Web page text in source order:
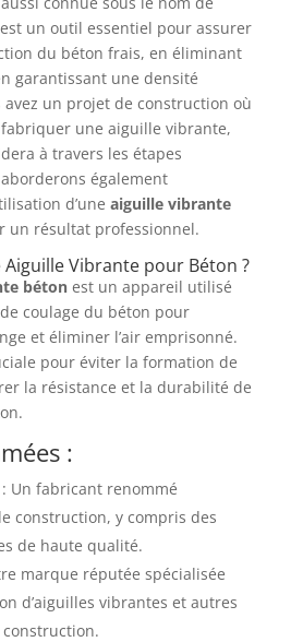
un outil essentiel pour assurer
du béton frais, en éliminant
garantissant une densité
avez un projet de construction où
une aiguille vibrante,
à travers les étapes
également
d’une aiguille vibrante
résultat professionnel.
Aiguille Vibrante pour Béton ?
bétonest un appareil utilisé
coulage du béton pour
et éliminer l’air emprisonné.
pour éviter la formation de
la résistance et la durabilité de
:
Un fabricant renommé
construction, y compris des
de haute qualité.
marque réputée spécialisée
d’aiguilles vibrantes et autres